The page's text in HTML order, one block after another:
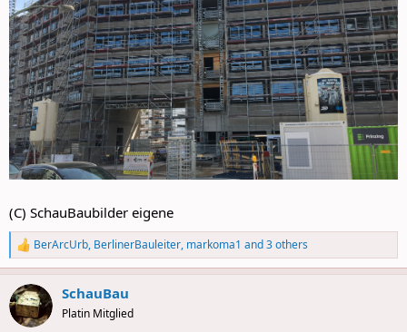
(C) SchauBaubilder eigene
R
e
a
c
t
i
BerArcUrb, BerlinerBauleiter, markoma1 and 3 others
SchauBau
Platin Mitglied